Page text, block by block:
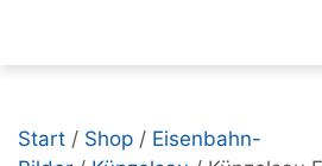
Start / Shop / Eisenbahn-